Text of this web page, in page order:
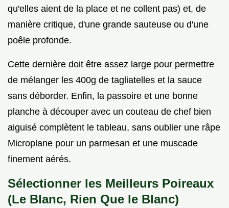
qu'elles aient de la place et ne collent pas) et, de
manière critique, d'une grande sauteuse ou d'une
poêle profonde.
Cette dernière doit être assez large pour permettre
de mélanger les 400g de tagliatelles et la sauce
sans déborder. Enfin, la passoire et une bonne
planche à découper avec un couteau de chef bien
aiguisé complètent le tableau, sans oublier une râpe
Microplane pour un parmesan et une muscade
finement aérés.
Sélectionner les Meilleurs Poireaux
(Le Blanc, Rien Que le Blanc)